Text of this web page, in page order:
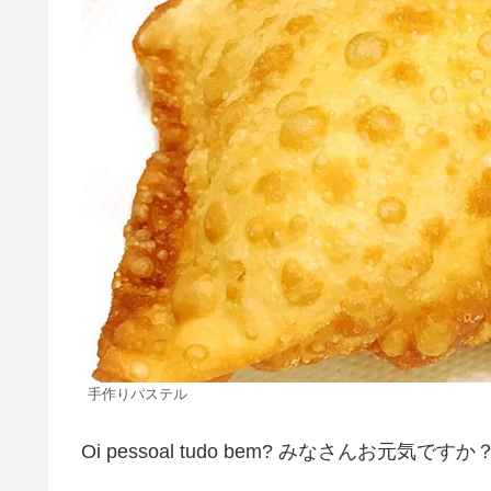
手作りパステル
Oi pessoal tudo bem? みなさんお元気ですか